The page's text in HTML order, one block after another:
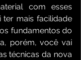
com esses
ter mais facilidade
fundamentos do
porém, você vai
técnicas da nova